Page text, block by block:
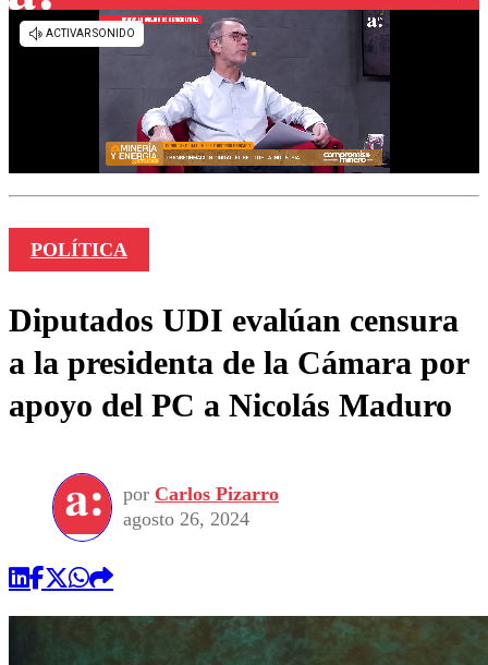
POLÍTICA
Diputados UDI evalúan censura
a la presidenta de la Cámara por
apoyo del PC a Nicolás Maduro
por Carlos Pizarro
agosto 26, 2024